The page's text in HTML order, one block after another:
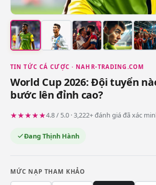
TIN TỨC CÁ CƯỢC · NAHR-TRADING.COM
World Cup 2026: Đội tuyển
bước lên đỉnh cao?
★★★★★4.8 / 5.0 · 3,222+ đánh giá đã xác
Đang Thịnh Hành
MỨC NẠP THAM KHẢO